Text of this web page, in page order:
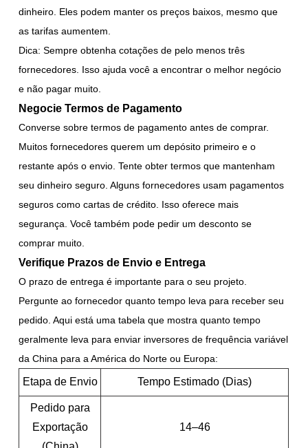
dinheiro. Eles podem manter os preços baixos, mesmo que
as tarifas aumentem.
Dica: Sempre obtenha cotações de pelo menos três
fornecedores. Isso ajuda você a encontrar o melhor negócio
e não pagar muito.
Negocie Termos de Pagamento
Converse sobre termos de pagamento antes de comprar.
Muitos fornecedores querem um depósito primeiro e o
restante após o envio. Tente obter termos que mantenham
seu dinheiro seguro. Alguns fornecedores usam pagamentos
seguros como cartas de crédito. Isso oferece mais
segurança. Você também pode pedir um desconto se
comprar muito.
Verifique Prazos de Envio e Entrega
O prazo de entrega é importante para o seu projeto.
Pergunte ao fornecedor quanto tempo leva para receber seu
pedido. Aqui está uma tabela que mostra quanto tempo
geralmente leva para enviar inversores de frequência variável
da China para a América do Norte ou Europa:
Etapa de Envio Tempo Estimado (Dias)
Pedido para
Exportação
14–46